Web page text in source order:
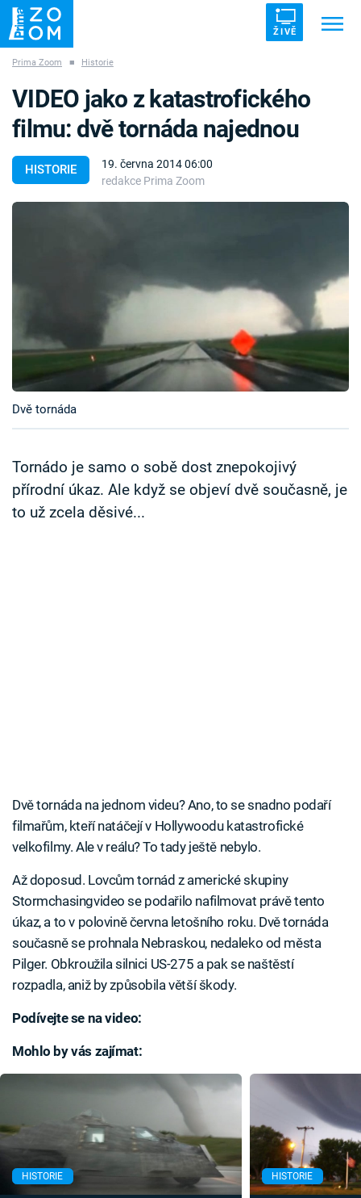
ŽIVĚ
ZÁHADY VETŘELCI DÁVNOVĚKU
TV Program
Časopis
Sledujte prima+
Přihlášení
Prima Zoom ■ Historie
HISTORIE
19. června 2014 06:00
redakce Prima Zoom
VIDEO jako z katastrofického
filmu: dvě tornáda najednou
Dvě tornáda
Tornádo je samo o sobě dost znepokojivý
přírodní úkaz. Ale když se objeví dvě současně, je
to už zcela děsivé...
Dvě tornáda na jednom videu? Ano, to se snadno podaří
filmařům, kteří natáčejí v Hollywoodu katastrofické
velkofilmy. Ale v reálu? To tady ještě nebylo.
Až doposud. Lovcům tornád z americké skupiny
Stormchasingvideo se podařilo nafilmovat právě tento
úkaz, a to v polovině června letošního roku. Dvě tornáda
současně se prohnala Nebraskou, nedaleko od města
Pilger. Obkroužila silnici US-275 a pak se naštěstí
rozpadla, aniž by způsobila větší škody.
Podívejte se na video:
Mohlo by vás zajímat:
HISTORIE HISTORIE